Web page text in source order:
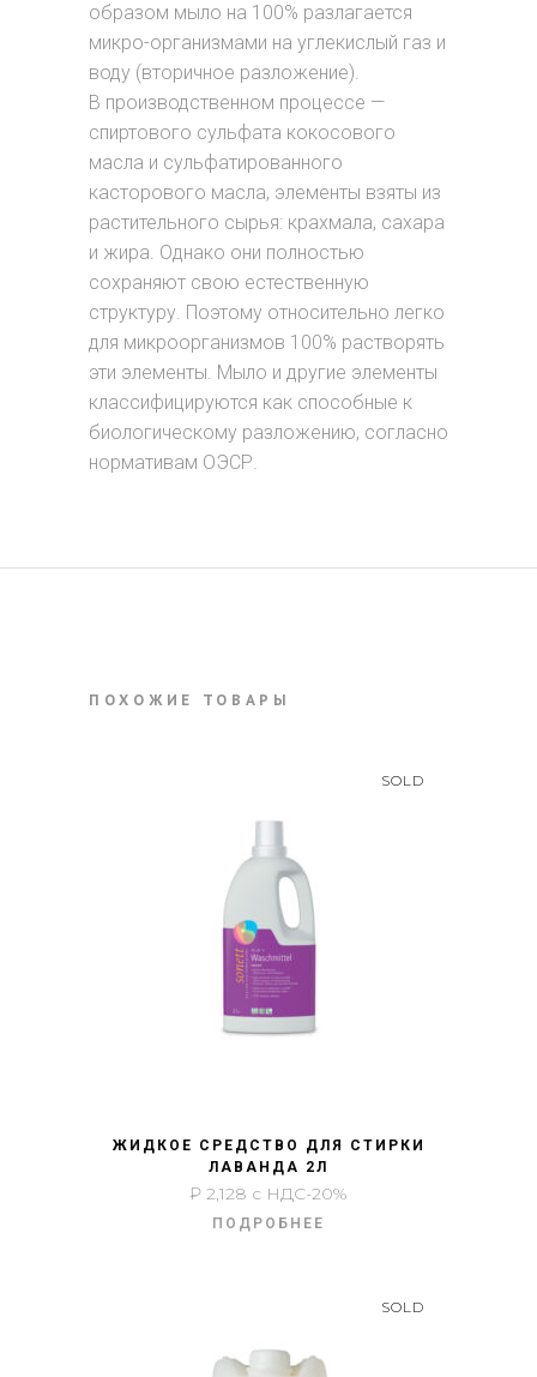
образом мыло на 100% разлагается
микро-организмами на углекислый газ и
воду (вторичное разложение).
В производственном процессе —
спиртового сульфата кокосового
масла и сульфатированного
касторового масла, элементы взяты из
растительного сырья: крахмала, сахара
и жира. Однако они полностью
сохраняют свою естественную
структуру. Поэтому относительно легко
для микроорганизмов 100% растворять
эти элементы. Мыло и другие элементы
классифицируются как способные к
биологическому разложению, согласно
нормативам ОЭСР.
ПОХОЖИЕ ТОВАРЫ
SOLD
ЖИДКОЕ СРЕДСТВО ДЛЯ СТИРКИ
ЛАВАНДА 2Л
₽ 2,128 с НДС-20%
ПОДРОБНЕЕ
SOLD